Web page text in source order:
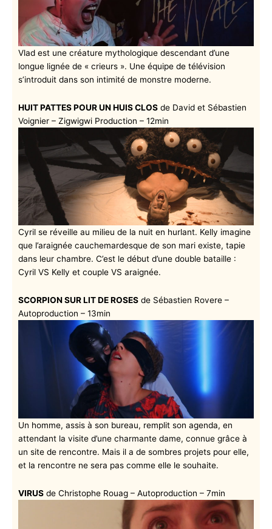
Vlad est une créature mythologique descendant d’une
longue lignée de « crieurs ». Une équipe de télévision
s’introduit dans son intimité de monstre moderne.
HUIT PATTES POUR UN HUIS CLOS de David et Sébastien
Voignier – Zigwigwi Production – 12min
Cyril se réveille au milieu de la nuit en hurlant. Kelly imagine
que l’araignée cauchemardesque de son mari existe, tapie
dans leur chambre. C’est le début d’une double bataille :
Cyril VS Kelly et couple VS araignée.
SCORPION SUR LIT DE ROSES de Sébastien Rovere –
Autoproduction – 13min
Un homme, assis à son bureau, remplit son agenda, en
attendant la visite d’une charmante dame, connue grâce à
un site de rencontre. Mais il a de sombres projets pour elle,
et la rencontre ne sera pas comme elle le souhaite.
VIRUS de Christophe Rouag – Autoproduction – 7min